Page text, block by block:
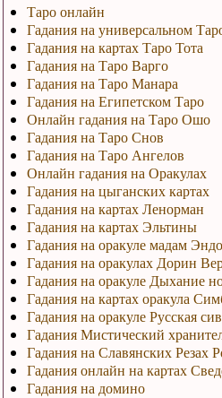
Таро онлайн
Гадания на универсальном
Гадания на картах Таро Тота
Гадания на Таро Варго
Гадания на Таро Манара
Гадания на Египетском Таро
Онлайн гадания на Таро Ошо
Гадания на Таро Снов
Гадания на Таро Ангелов
Онлайн гадания на Оракулах
Гадания на цыганских картах
Гадания на картах Ленорман
Гадания на картах Эльтины
Гадания на оракуле мадам
Гадания на оракулах Дорин
Гадания на оракуле Дыхание
Гадания на картах оракула
Гадания на оракуле Русская
Гадания Мистический
Гадания на Славянских Резах
Гадания онлайн на картах
Гадания на домино